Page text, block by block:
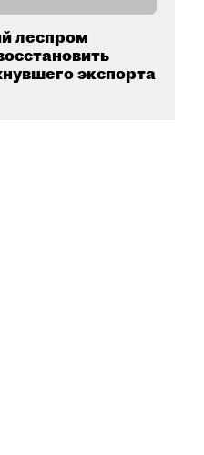
леспром
экспорта